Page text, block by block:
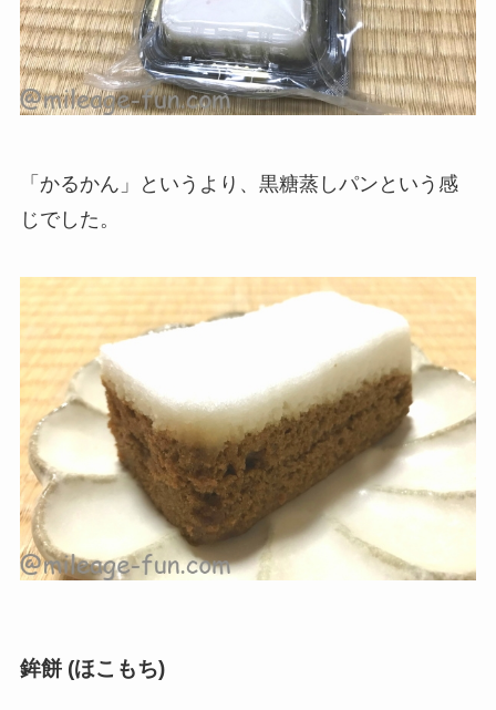
「かるかん」というより、黒糖蒸しパンという感
じでした。
鉾餅 (ほこもち)